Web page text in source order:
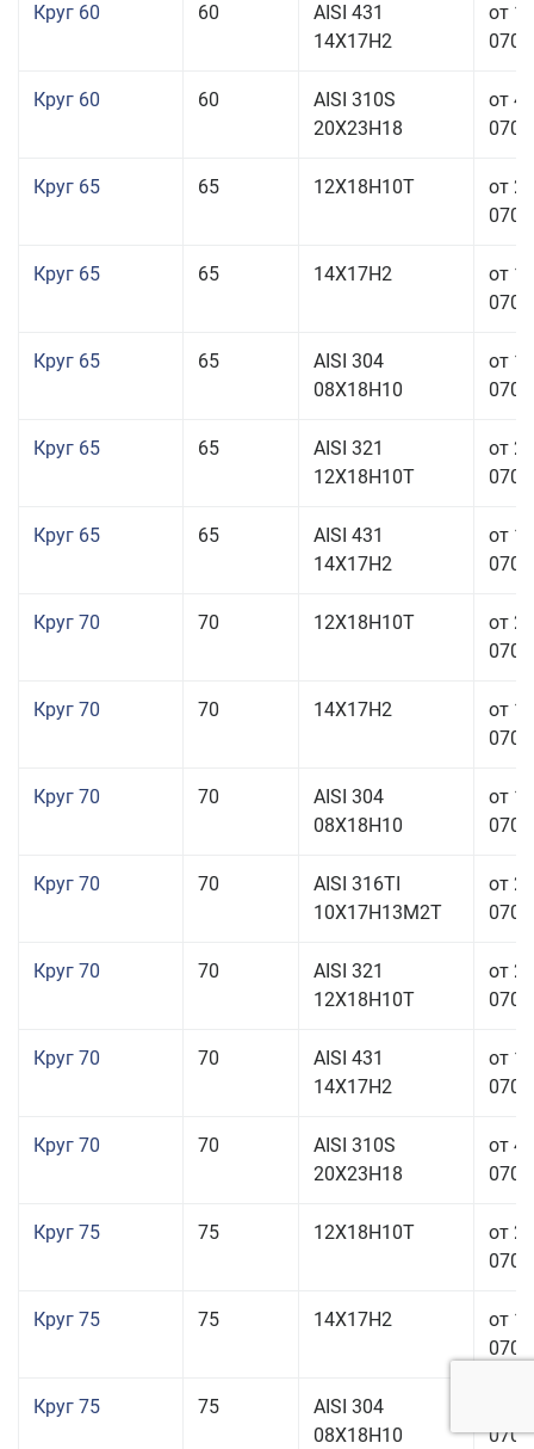
Круг 60 60
AISI 431
14Х17Н2
от
Круг 60 60
AISI 310S
20Х23Н18
от
Круг 65 65 12Х18Н10Т
от
Круг 65 65 14Х17Н2
от
Круг 65 65
AISI 304
08Х18Н10
от
Круг 65 65
AISI 321
12Х18Н10Т
от
Круг 65 65
AISI 431
14Х17Н2
от
Круг 70 70 12Х18Н10Т
от
Круг 70 70 14Х17Н2
от
Круг 70 70
AISI 304
08Х18Н10
от
Круг 70 70
AISI 316TI
10Х17Н13М2Т
от
Круг 70 70
AISI 321
12Х18Н10Т
от
Круг 70 70
AISI 431
14Х17Н2
от
Круг 70 70
AISI 310S
20Х23Н18
от
Круг 75 75 12Х18Н10Т
от
Круг 75 75 14Х17Н2
от
Круг 75 75
AISI 304
08Х18Н10